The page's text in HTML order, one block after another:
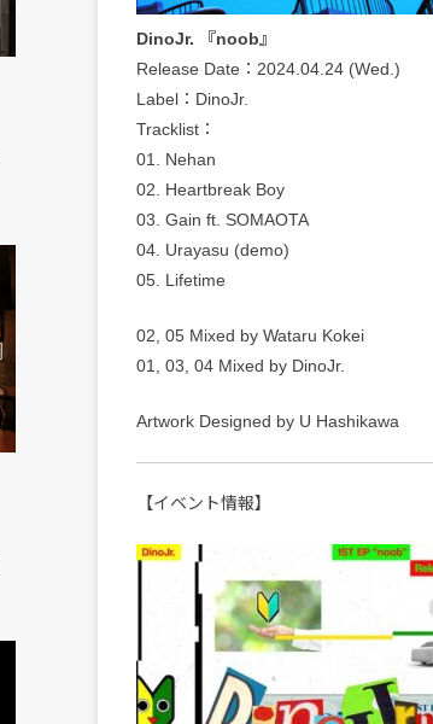
DinoJr. 『noob』
Release Date：2024.04.24 (Wed.)
Label：DinoJr.
Tracklist：
01. Nehan
02. Heartbreak Boy
03. Gain ft. SOMAOTA
04. Urayasu (demo)
05. Lifetime
02, 05 Mixed by Wataru Kokei
01, 03, 04 Mixed by DinoJr.
Artwork Designed by U Hashikawa
【イベント情報】